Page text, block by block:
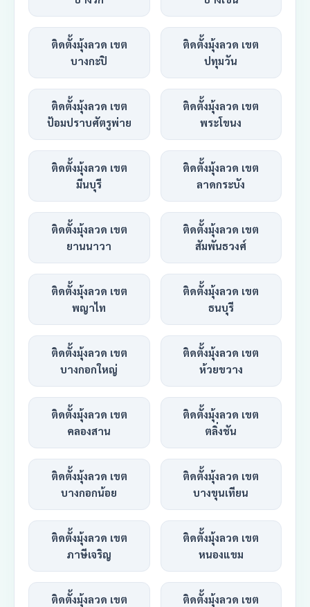
ติดตั้งมุ้งลวด เขต
บางกะปิ
ติดตั้งมุ้งลวด เขต
ปทุมวัน
ติดตั้งมุ้งลวด เขต
ป้อมปราบศัตรูพ่าย
ติดตั้งมุ้งลวด เขต
พระโขนง
ติดตั้งมุ้งลวด เขต
มีนบุรี
ติดตั้งมุ้งลวด เขต
ลาดกระบัง
ติดตั้งมุ้งลวด เขต
ยานนาวา
ติดตั้งมุ้งลวด เขต
สัมพันธวงศ์
ติดตั้งมุ้งลวด เขต
พญาไท
ติดตั้งมุ้งลวด เขต
ธนบุรี
ติดตั้งมุ้งลวด เขต
บางกอกใหญ่
ติดตั้งมุ้งลวด เขต
ห้วยขวาง
ติดตั้งมุ้งลวด เขต
คลองสาน
ติดตั้งมุ้งลวด เขต
ตลิ่งชัน
ติดตั้งมุ้งลวด เขต
บางกอกน้อย
ติดตั้งมุ้งลวด เขต
บางขุนเทียน
ติดตั้งมุ้งลวด เขต
ภาษีเจริญ
ติดตั้งมุ้งลวด เขต
หนองแขม
ติดตั้งมุ้งลวด เขต
ติดตั้งมุ้งลวด เขต